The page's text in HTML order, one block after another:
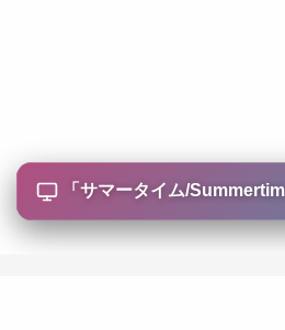
「 サマータイム/